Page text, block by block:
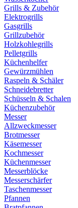
Grills & Zubehör
Elektrogrills
Gasgrills
Grillzubehör
Holzkohlegrills
Pelletgrills
Küchenhelfer
Gewürzmühlen
Raspeln & Schäler
Schneidebretter
Schüsseln & Schalen
Küchenzubehör
Messer
Allzweckmesser
Brotmesser
Käsemesser
Kochmesser
Küchenmesser
Messerblöcke
Messerschärfer
Taschenmesser
Pfannen